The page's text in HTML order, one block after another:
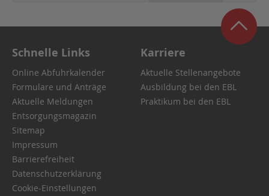
Schnelle Links
Online Abfuhrkalender
Formulare und Anträge
Aktuelle Meldungen
Entsorgungsmagazin
Sitemap
Impressum
Barrierefreiheit
Datenschutzerklärung
Cookie-Einstellungen
Karriere
Aktuelle Stellenangebote
Ausbildung bei den EBL
Praktikum bei den EBL